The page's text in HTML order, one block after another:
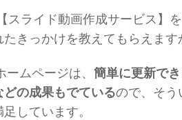
スライド動画作成サービス】
たきっかけを教えてもらえます
ームページは、 簡単に更新で
どの成果もでているので、そう
しています。